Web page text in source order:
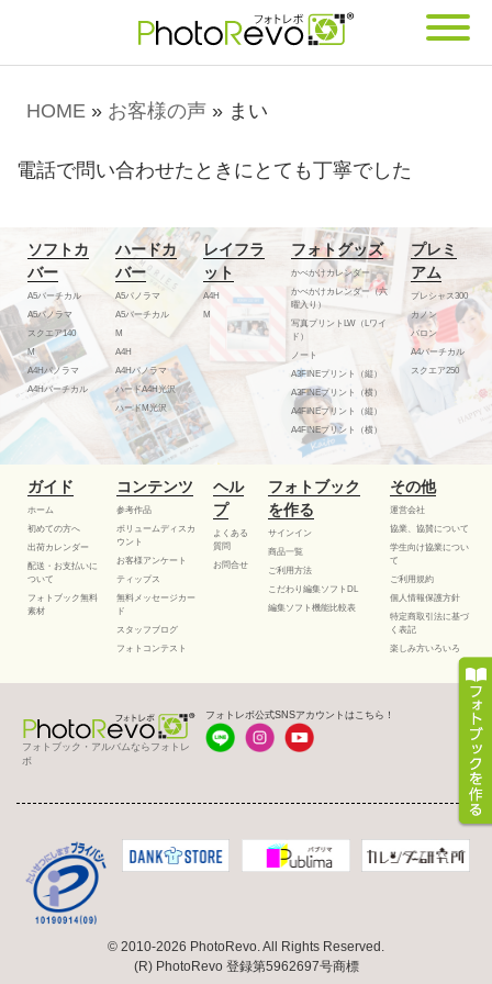
HOME » お客様の声 » まい
電話で問い合わせたときにとても丁寧でした
ソフトカ
バー
A5バーチカル
A5パノラマ
スクエア140
M
A4Hパノラマ
A4Hバーチカル
ハードカ
バー
A5パノラマ
A5バーチカル
M
A4H
A4Hパノラマ
ハードA4H光沢
ハードM光沢
レイフラ
ット
A4H
M
フォトグッズ
かべかけカレンダー
かべかけカレンダー（六
曜入り）
写真プリントLW（Lワイ
ド）
ノート
A3FINEプリント（縦）
A3FINEプリント（横）
A4FINEプリント（縦）
A4FINEプリント（横）
プレミ
アム
プレシャス300
カノン
バロン
A4バーチカル
スクエア250
ガイド
ホーム
初めての方へ
出荷カレンダー
配送・お支払いに
ついて
フォトブック無料
素材
コンテンツ
参考作品
ボリュームディスカ
ウント
お客様アンケート
ティップス
無料メッセージカー
ド
スタッフブログ
フォトコンテスト
ヘル
プ
よくある
質問
お問合せ
フォトブック
を作る
サインイン
商品一覧
ご利用方法
こだわり編集ソフトDL
編集ソフト機能比較表
その他
運営会社
協業、協賛について
学生向け協業につい
て
ご利用規約
個人情報保護方針
特定商取引法に基づ
く表記
楽しみ方いろいろ
フォトブック・アルバムならフォトレ
ボ
フォトレボ公式SNSアカウントはこちら！
© 2010-2026 PhotoRevo. All Rights Reserved.
(R) PhotoRevo 登録第5962697号商標